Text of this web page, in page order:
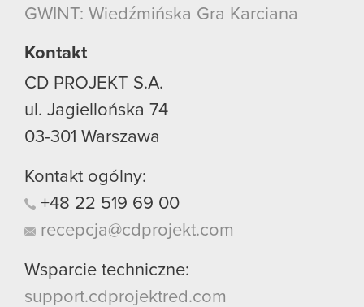
GWINT: Wiedźmińska Gra Karciana
Kontakt
CD PROJEKT S.A.
ul. Jagiellońska 74
03-301 Warszawa
Kontakt ogólny:
+48 22 519 69 00
recepcja@cdprojekt.com
Wsparcie techniczne:
support.cdprojektred.com